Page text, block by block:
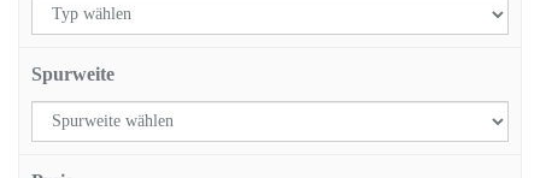
Spurweite